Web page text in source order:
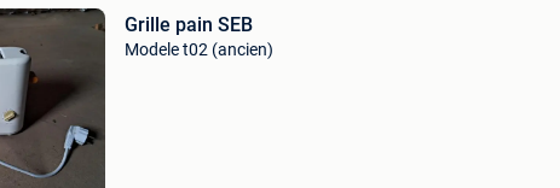
Grille pain SEB
Modele t02 (ancien)